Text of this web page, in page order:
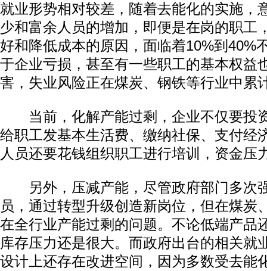
就业形势相对较差，随着去能化的实施，
少和富余人员的增加，即便是在岗的职工
好和降低成本的原因，面临着10%到40%
于企业亏损，甚至有一些职工的基本权益
害，失业风险正在煤炭、钢铁等行业中累
当前，化解产能过剩，企业不仅要投
给职工发基本生活费、缴纳社保、支付经
人员还要花钱组织职工进行培训，资金压
另外，压减产能，尽管政府部门多次
员，通过转型升级创造新岗位，但在煤炭
在全行业产能过剩的问题。不论低端产品
库存压力还是很大。而政府出台的相关就
设计上还存在改进空间，因为多数受去能